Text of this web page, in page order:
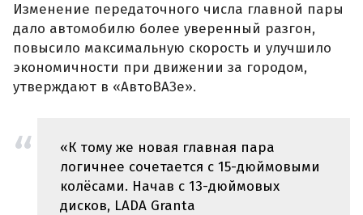
Изменение передаточного числа главной пары
дало автомобилю более уверенный разгон,
повысило максимальную скорость и улучшило
экономичности при движении за городом,
утверждают в «АвтоВАЗе».
«К тому же новая главная пара
логичнее сочетается с 15-дюймовыми
колёсами. Начав с 13-дюймовых
дисков, LADA Granta